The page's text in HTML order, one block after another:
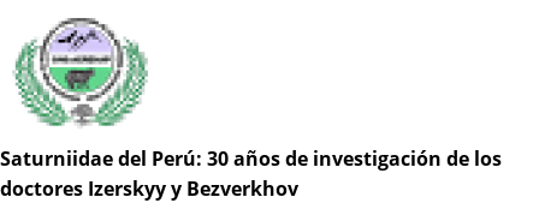
Saturniidae del Perú: 30 años de investigación de los
doctores Izerskyy y Bezverkhov